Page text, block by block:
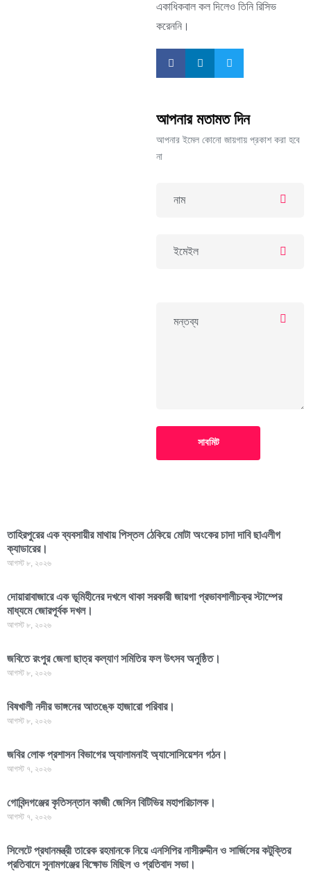
একাধিকবাল কল দিলেও তিনি রিসিভ
করেননি।
আপনার মতামত দিন
আপনার ইমেল কোনো জায়গায় প্রকাশ করা হবে
না
সাবমিট
তাহিরপুরের এক ব্যবসায়ীর মাথায় পিস্তল ঠেকিয়ে মোটা অংকের চাদা দাবি ছাএলীগ
ক্যাডারের।
আগস্ট ৮, ২০২৬
দোয়ারাবাজারে এক ভূমিহীনের দখলে থাকা সরকারী জায়গা প্রভাবশালীচক্র স্টাম্পের
মাধ্যমে জোরপূর্বক দখল।
আগস্ট ৮, ২০২৬
জবিতে রংপুর জেলা ছাত্র কল্যাণ সমিতির ফল উৎসব অনুষ্ঠিত।
আগস্ট ৮, ২০২৬
বিষখালী নদীর ভাঙ্গনের আতঙ্কে হাজারো পরিবার।
আগস্ট ৮, ২০২৬
জবির লোক প্রশাসন বিভাগের অ্যালামনাই অ্যাসোসিয়েশন গঠন।
আগস্ট ৭, ২০২৬
গোবিন্দগঞ্জের কৃতিসন্তান কাজী জেসিন বিটিভির মহাপরিচালক।
আগস্ট ৭, ২০২৬
সিলেটে প্রধানমন্ত্রী তারেক রহমানকে নিয়ে এনসিপির নাসীরুদ্দীন ও সার্জিসের কটুক্তির
প্রতিবাদে সুনামগঞ্জের বিক্ষোভ মিছিল ও প্রতিবাদ সভা।